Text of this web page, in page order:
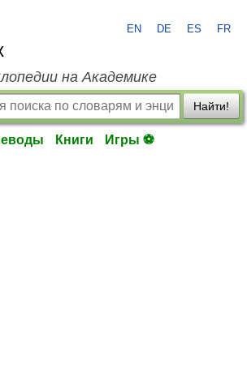
EN DE ES FR
на Академике
Найти!
Книги Игры ⚽